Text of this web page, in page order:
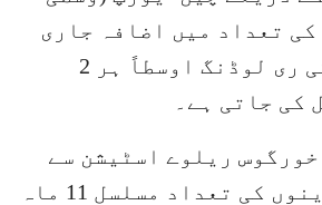
کی تعداد میں اضافہ جاری
رہا اور ٹرین کی ری لوڈنگ اوسطاً ہر 2
کی جاتی ہے۔
ریلوے اسٹیشن سے
گزرنے والی ٹرینوں کی تعداد مسلسل 11 ماہ